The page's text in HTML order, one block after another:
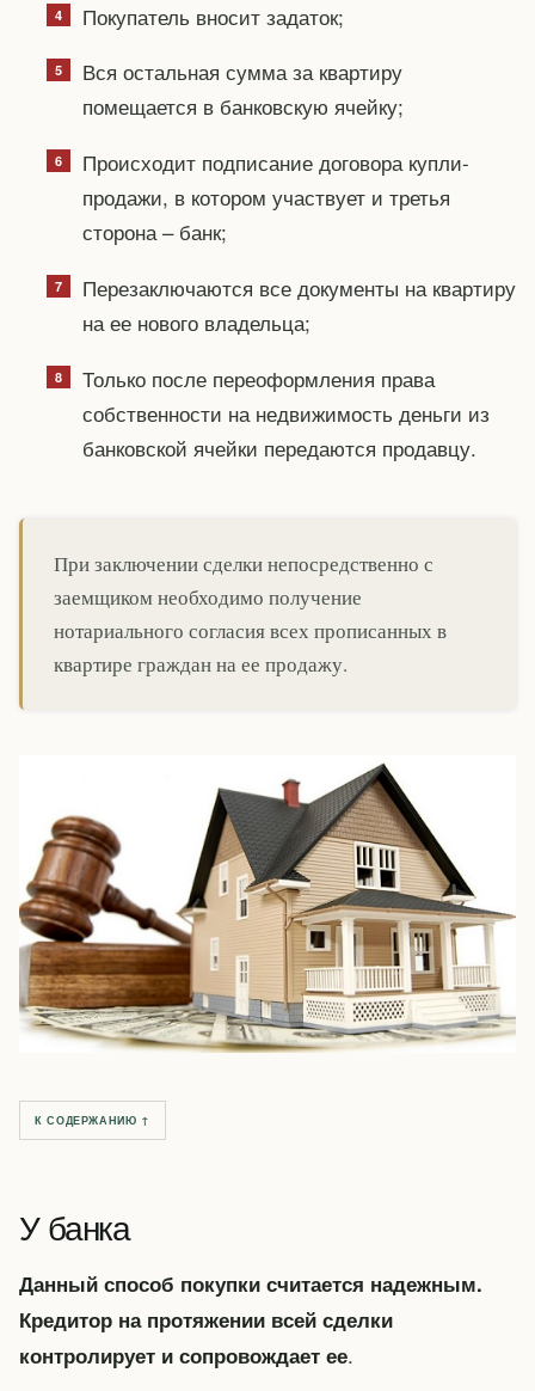
Покупатель вносит задаток;
Вся остальная сумма за квартиру
помещается в банковскую ячейку;
Происходит подписание договора купли-
продажи, в котором участвует и третья
сторона – банк;
Перезаключаются все документы на квартиру
на ее нового владельца;
Только после переоформления права
собственности на недвижимость деньги из
банковской ячейки передаются продавцу.
При заключении сделки непосредственно с
заемщиком необходимо получение
нотариального согласия всех прописанных в
квартире граждан на ее продажу.
К СОДЕРЖАНИЮ ↑
У банка
Данный способ покупки считается надежным.
Кредитор на протяжении всей сделки
контролирует и сопровождает ее.